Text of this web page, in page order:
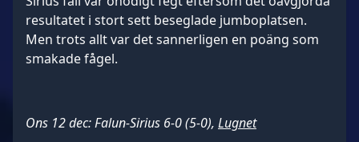
resultatet i stort sett beseglade jumboplatsen.
Men trots allt var det sannerligen en poäng som
smakade fågel.
Ons 12 dec: Falun-Sirius 6-0 (5-0), Lugnet